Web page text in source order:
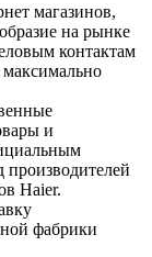
магазинов,
на рынке
контактам
и
Haier.
фабрики